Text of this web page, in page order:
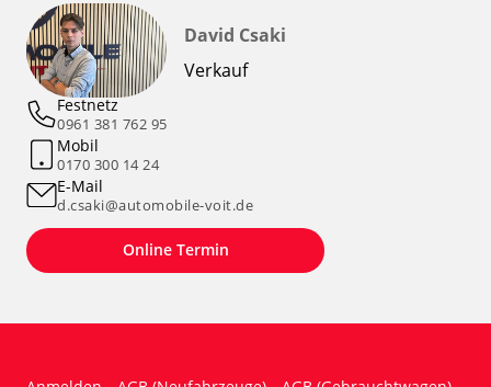
David Csaki
Verkauf
Festnetz
0961 381 762 95
Mobil
0170 300 14 24
E-Mail
d.csaki@automobile-voit.de
Online Termin